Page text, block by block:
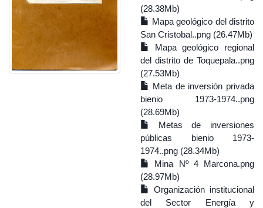
(28.38Mb)
Mapa geológico del distrito
San Cristobal..png (26.47Mb)
Mapa geológico regional
del distrito de Toquepala..png
(27.53Mb)
Meta de inversión privada
bienio 1973-1974..png
(28.69Mb)
Metas de inversiones
públicas bienio 1973-
1974..png (28.34Mb)
Mina Nº 4 Marcona.png
(28.97Mb)
Organización institucional
del Sector Energía y